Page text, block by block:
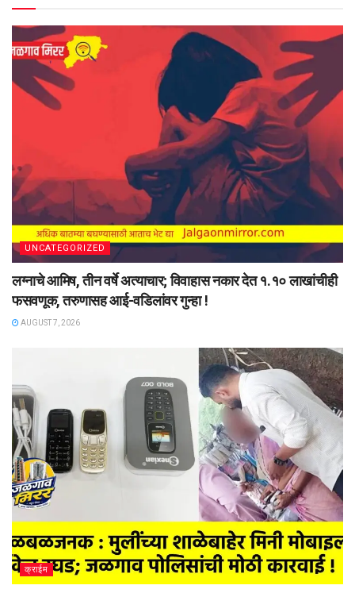
UNCATEGORIZED
लग्नाचे आमिष, तीन वर्षे अत्याचार; विवाहास नकार देत १.१० लाखांचीही
फसवणूक, तरुणासह आई-वडिलांवर गुन्हा !
AUGUST 7, 2026
क्राईम